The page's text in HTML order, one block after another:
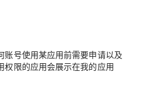
账号使用某应用前需要申请以及
权限的应用会展示在我的应用